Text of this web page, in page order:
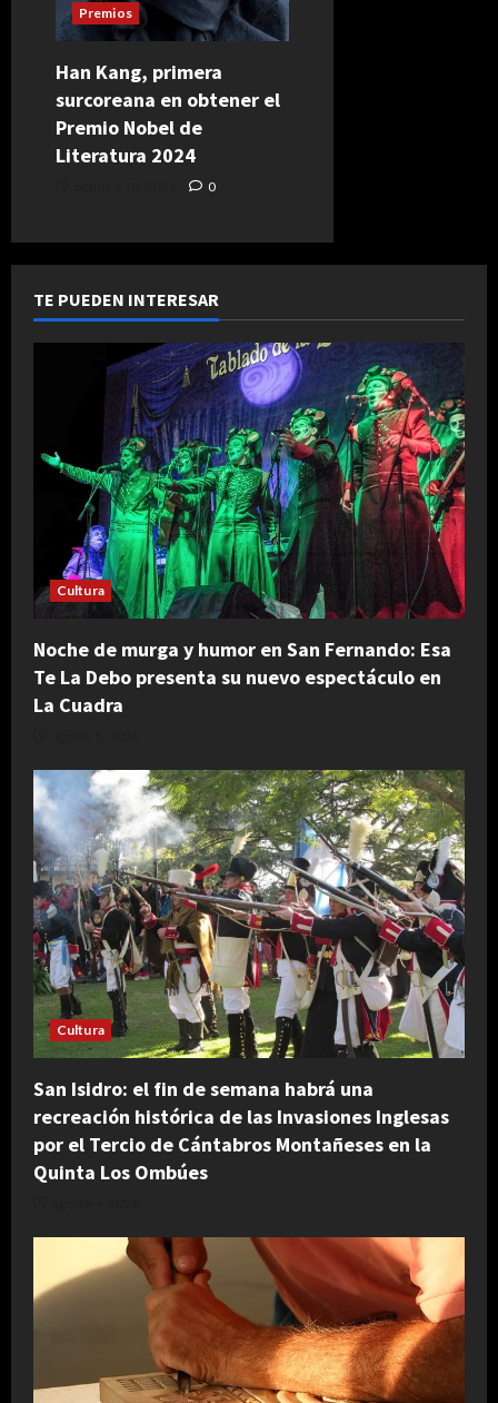
Premios
Han Kang, primera
surcoreana en obtener el
Premio Nobel de
Literatura 2024
0
TE PUEDEN INTERESAR
Cultura
Noche de murga y humor en San Fernando: Esa
Te La Debo presenta su nuevo espectáculo en
La Cuadra
Cultura
San Isidro: el fin de semana habrá una
recreación histórica de las Invasiones Inglesas
por el Tercio de Cántabros Montañeses en la
Quinta Los Ombúes